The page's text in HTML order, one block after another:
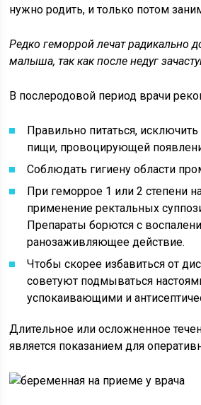
нужнородить, и только потом
Редко геморрой лечат радикально
малыша, так как после недуг
В послеродовой период врачи
Правильно питаться,
пищи, провоцирующей
Соблюдать гигиену области
При геморрое 1 или 2 степени
применение ректальных
Препараты борются с
ранозаживляющее действие.
Чтобы скорее избавиться от
советуют подмываться
успокаивающими и
Длительное или осложненное
является показанием для